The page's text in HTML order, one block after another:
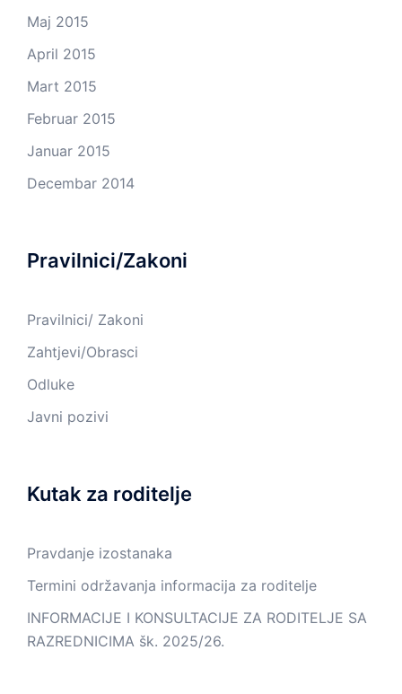
Maj 2015
April 2015
Mart 2015
Februar 2015
Januar 2015
Decembar 2014
Pravilnici/Zakoni
Pravilnici/ Zakoni
Zahtjevi/Obrasci
Odluke
Javni pozivi
Kutak za roditelje
Pravdanje izostanaka
Termini održavanja informacija za roditelje
INFORMACIJE I KONSULTACIJE ZA RODITELJE SA
RAZREDNICIMA šk. 2025/26.